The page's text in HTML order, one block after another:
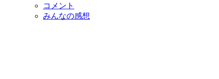
コメント
みんなの感想